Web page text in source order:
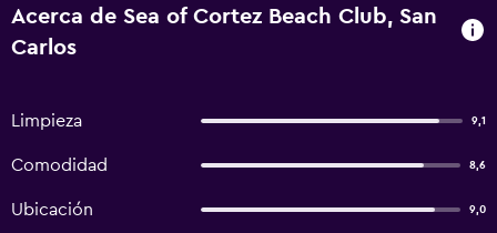
Acerca de Sea of Cortez Beach Club, San
Carlos
Limpieza 9,1
Comodidad 8,6
Ubicación 9,0